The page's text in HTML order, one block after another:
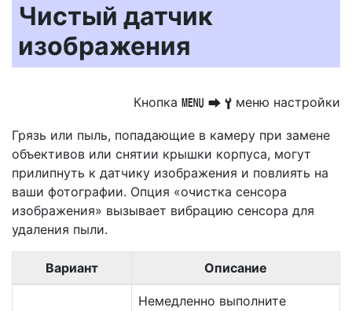
Чистый датчик
изображения
Кнопка G U B меню настройки
Грязь или пыль, попадающие в камеру при замене
объективов или снятии крышки корпуса, могут
прилипнуть к датчику изображения и повлиять на
ваши фотографии. Опция «очистка сенсора
изображения» вызывает вибрацию сенсора для
удаления пыли.
Вариант Описание
Немедленно выполните